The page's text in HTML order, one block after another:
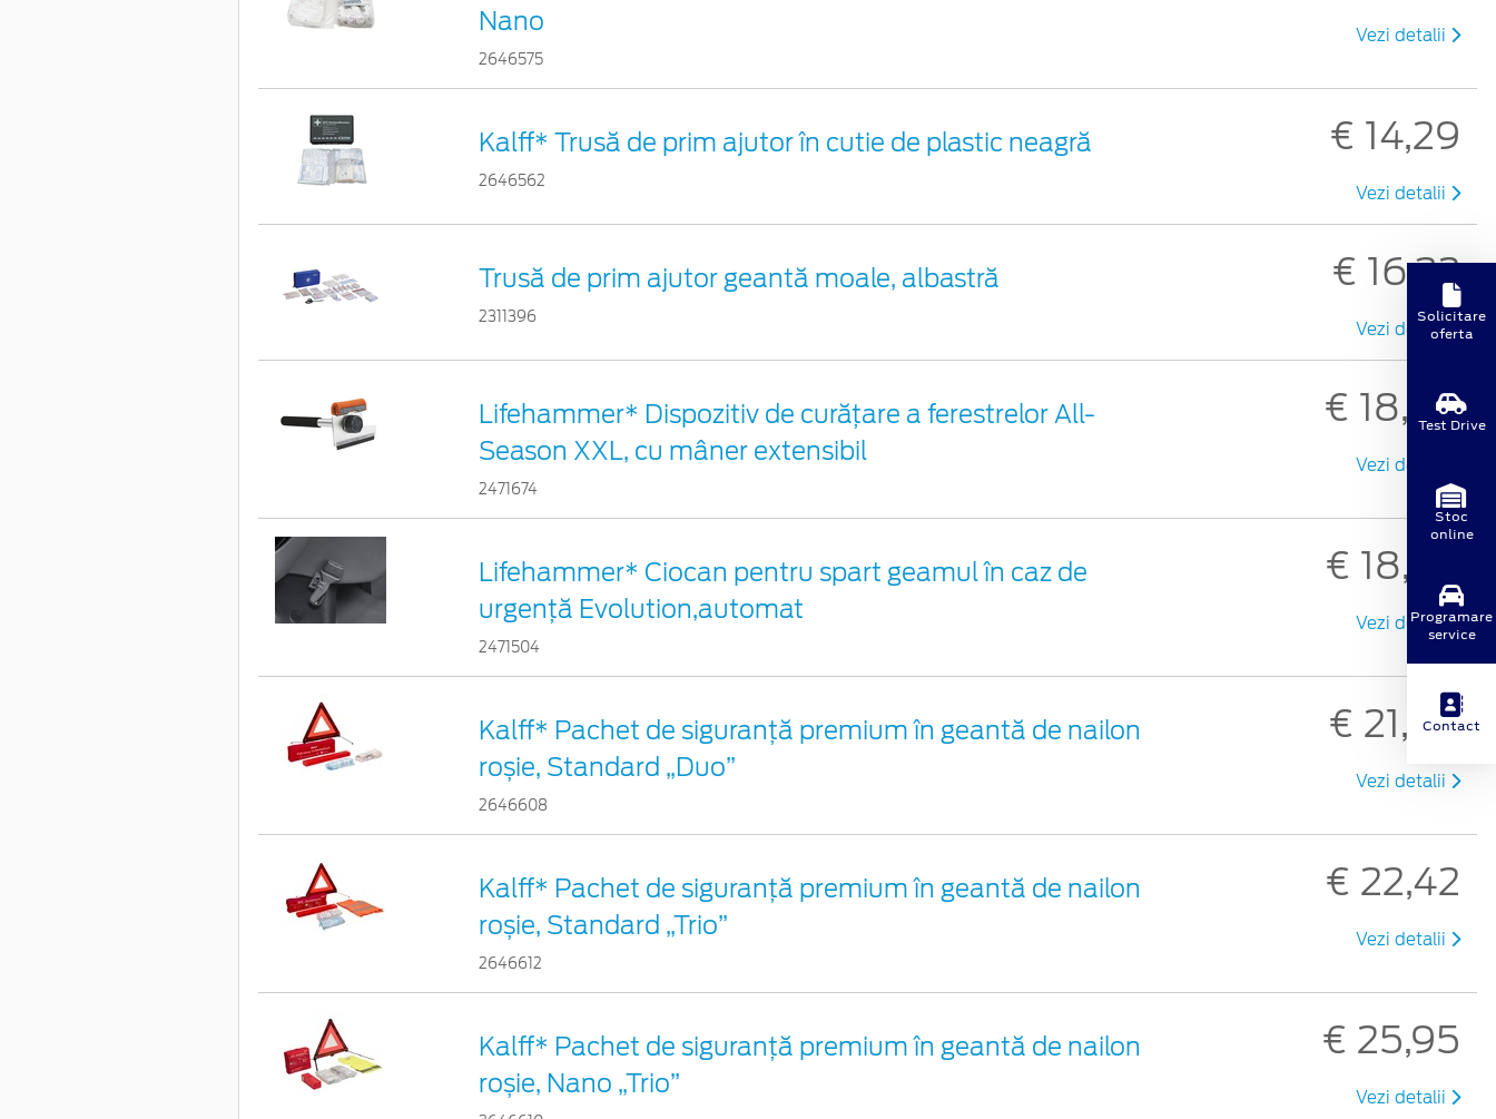
Nano
2646575
Vezi detalii
Kalff* Trusă de prim ajutor în cutie de plastic neagră
2646562
€ 14,29
Vezi detalii
Trusă de prim ajutor geantă moale, albastră
2311396
€ 16,32
Vezi detalii
Lifehammer* Dispozitiv de curățare a ferestrelor All-
Season XXL, cu mâner extensibil
2471674
€ 18,30
Vezi detalii
Lifehammer* Ciocan pentru spart geamul în caz de
urgenţă Evolution,automat
2471504
€ 18,98
Vezi detalii
Kalff* Pachet de siguranţă premium în geantă de nailon
roșie, Standard „Duo”
2646608
€ 21,48
Vezi detalii
Kalff* Pachet de siguranţă premium în geantă de nailon
roșie, Standard „Trio”
2646612
€ 22,42
Vezi detalii
Kalff* Pachet de siguranţă premium în geantă de nailon
roșie, Nano „Trio”
€ 25,95
Vezi detalii
Solicitare
oferta
Test Drive
Stoc
online
Programare
service
Contact